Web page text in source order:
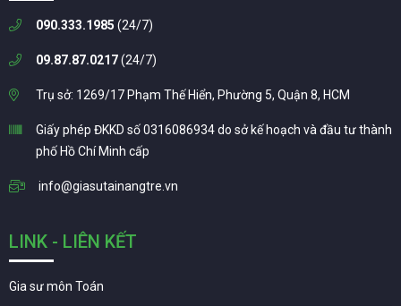
090.333.1985 (24/7)
09.87.87.0217(24/7)
Trụ sở: 1269/17 Phạm Thế Hiển, Phường 5, Quận 8, HCM
Giấy phép ĐKKD số 0316086934 do sở kế hoạch và đầu tư thành
phố Hồ Chí Minh cấp
info@giasutainangtre.vn
LINK - LIÊN KẾT
Gia sư môn Toán